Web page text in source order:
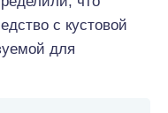
с кустовой
для